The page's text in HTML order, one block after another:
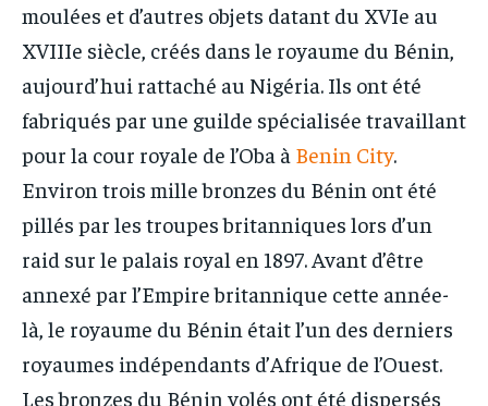
moulées et d’autres objets datant du XVIe au
XVIIIe siècle, créés dans le royaume du Bénin,
aujourd’hui rattaché au Nigéria. Ils ont été
fabriqués par une guilde spécialisée travaillant
pour la cour royale de l’Oba à Benin City.
Environ trois mille bronzes du Bénin ont été
pillés par les troupes britanniques lors d’un
raid sur le palais royal en 1897. Avant d’être
annexé par l’Empire britannique cette année-
là, le royaume du Bénin était l’un des derniers
royaumes indépendants d’Afrique de l’Ouest.
Les bronzes du Bénin volés ont été dispersés